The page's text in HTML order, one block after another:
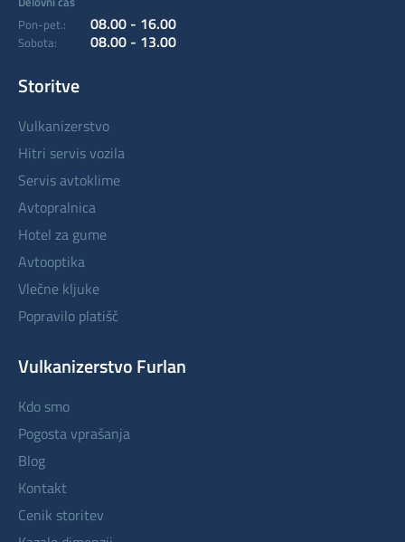
Pon-pet.:
08.00 - 16.00
Sobota: 08.00 - 13.00
Storitve
vulkanizerstvo
hitri servis vozila
servis avtoklime
avtopralnica
hotel za gume
avtooptika
vlečne kljuke
popravilo platišč
Vulkanizerstvo Furlan
kdo smo
pogosta vprašanja
blog
kontakt
cenik storitev